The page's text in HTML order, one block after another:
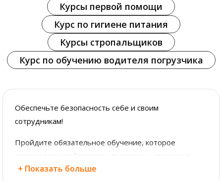
Курсы первой помощи
Курс по гигиене питания
Курсы стропальщиков
Курс по обучению водителя погрузчика
Обеспечьте безопасность себе и своим
сотрудникам!
Пройдите обязательное обучение, которое
поможет вам действовать грамотно и слажено в
любой экстремальной ситуации.
+ Показать больше